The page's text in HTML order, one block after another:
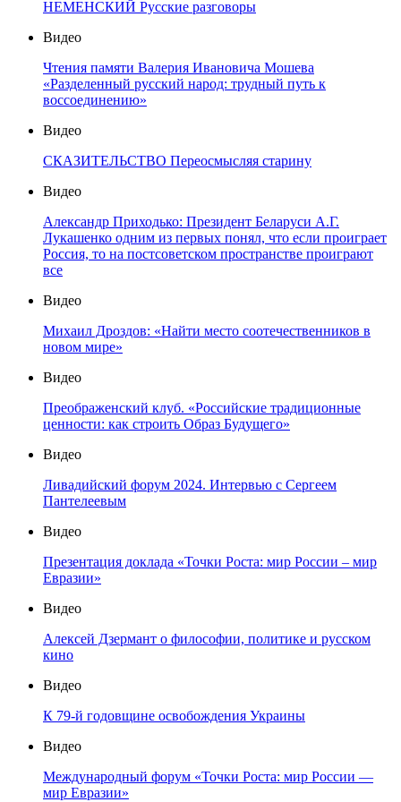
НЕМЕНСКИЙ Русские разговоры
Видео
Чтения памяти Валерия Ивановича Мошева
«Разделенный русский народ: трудный путь к
воссоединению»
Видео
СКАЗИТЕЛЬСТВО Переосмысляя старину
Видео
Александр Приходько: Президент Беларуси А.Г.
Лукашенко одним из первых понял, что если проиграет
Россия, то на постсоветском пространстве проиграют
все
Видео
Михаил Дроздов: «Найти место соотечественников в
новом мире»
Видео
Преображенский клуб. «Российские традиционные
ценности: как строить Образ Будущего»
Видео
Ливадийский форум 2024. Интервью с Сергеем
Пантелеевым
Видео
Презентация доклада «Точки Роста: мир России – мир
Евразии»
Видео
Алексей Дзермант о философии, политике и русском
кино
Видео
К 79-й годовщине освобождения Украины
Видео
Международный форум «Точки Роста: мир России —
мир Евразии»